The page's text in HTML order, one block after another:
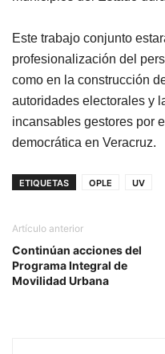
Este trabajo conjunto
profesionalización del
como en la construcción
autoridades electorales y
incansables gestores por
democrática en Veracruz.
ETIQUETAS OPLE UV
Artículo anterior
Continúan acciones del
Programa Integral de
Movilidad Urbana